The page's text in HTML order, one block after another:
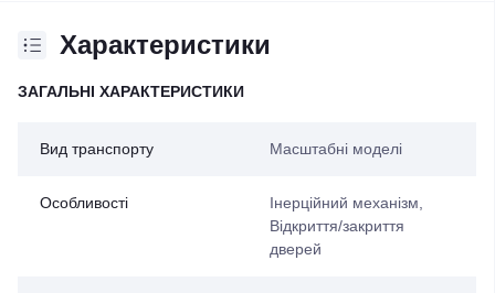
Характеристики
ЗАГАЛЬНІ ХАРАКТЕРИСТИКИ
Вид транспорту Масштабні моделі
Особливості
Інерційний механізм,
Відкриття/закриття
дверей